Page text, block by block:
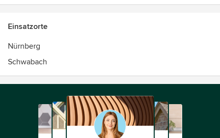
Einsatzorte
Nürnberg
Schwabach